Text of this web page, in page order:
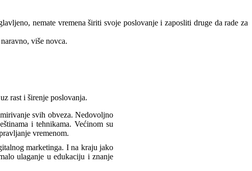
nemate vremena širiti svoje poslovanje i zaposliti druge da rade za
više novca.
rast i širenje poslovanja.
svih obveza. Nedovoljno
i tehnikama. Većinom su
vremenom.
marketinga. I na kraju jako
ulaganje u edukaciju i znanje